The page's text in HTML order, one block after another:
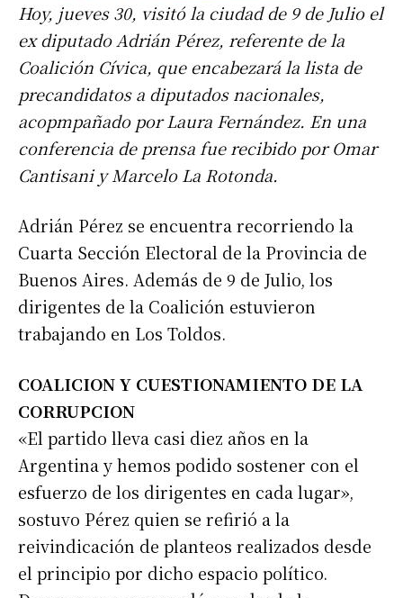
Hoy, jueves 30, visitó la ciudad de 9 de Julio el
ex diputado Adrián Pérez, referente de la
Coalición Cívica, que encabezará la lista de
precandidatos a diputados nacionales,
acopmpañado por Laura Fernández. En una
conferencia de prensa fue recibido por Omar
Cantisani y Marcelo La Rotonda.
Adrián Pérez se encuentra recorriendo la
Cuarta Sección Electoral de la Provincia de
Buenos Aires. Además de 9 de Julio, los
dirigentes de la Coalición estuvieron
trabajando en Los Toldos.
COALICION Y CUESTIONAMIENTO DE LA
CORRUPCION
«El partido lleva casi diez años en la
Argentina y hemos podido sostener con el
esfuerzo de los dirigentes en cada lugar»,
sostuvo Pérez quien se refirió a la
reivindicación de planteos realizados desde
el principio por dicho espacio político.